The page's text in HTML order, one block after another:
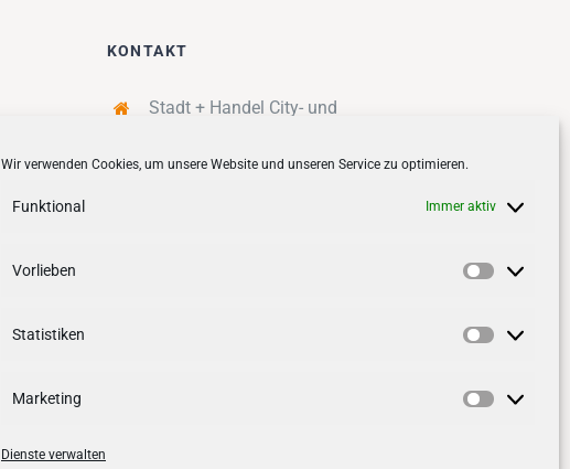
Wir verwenden Cookies, um unsere Website und unseren Service zu optimieren.
Funktional Immer aktiv
Vorlieben
Statistiken
Marketing
Dienste verwalten
KONTAKT
Stadt + Handel City- und
Quartiersmanagement